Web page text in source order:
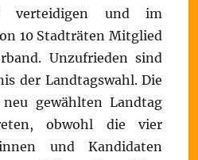
verteidigen und im
10 Stadträten Mitglied
Unzufrieden sind
der Landtagswahl. Die
gewählten Landtag
obwohl die vier
und Kandidaten